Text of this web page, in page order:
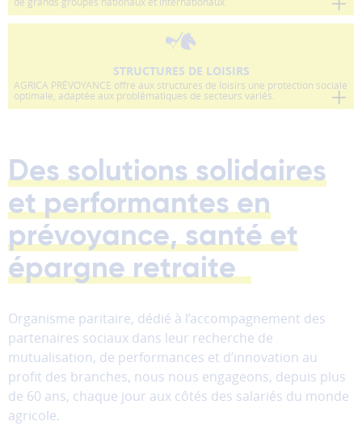
STRUCTURES DE LOISIRS
AGRICA PRÉVOYANCE offre aux structures de loisirs une protection sociale
optimale, adaptée aux problématiques de secteurs variés.
Des solutions solidaires
et performantes en
prévoyance, santé et
épargne retraite
Organisme paritaire, dédié à l’accompagnement des
partenaires sociaux dans leur recherche de
mutualisation, de performances et d’innovation au
profit des branches, nous nous engageons, depuis plus
de 60 ans, chaque jour aux côtés des salariés du monde
agricole.
vers
Enregistrer
mes
préférences